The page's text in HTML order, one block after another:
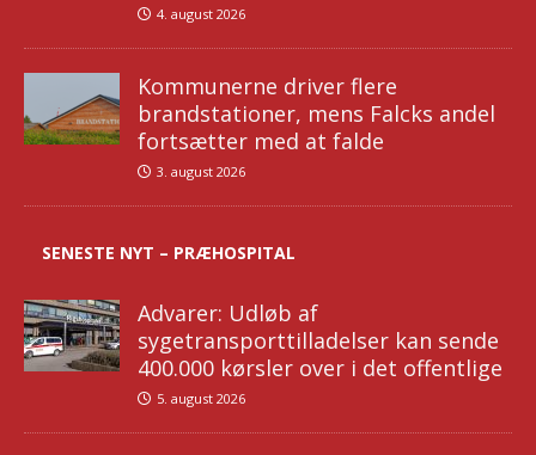
4. august 2026
Kommunerne driver flere
brandstationer, mens Falcks andel
fortsætter med at falde
3. august 2026
SENESTE NYT – PRÆHOSPITAL
Advarer: Udløb af
sygetransporttilladelser kan sende
400.000 kørsler over i det offentlige
5. august 2026